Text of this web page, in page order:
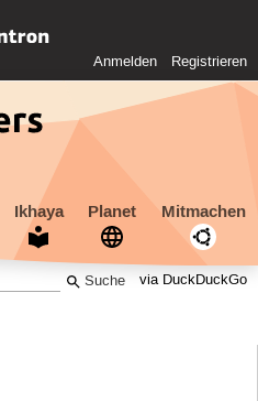
Anmelden Registrieren
Ikhaya Planet Mitmachen
via DuckDuckGo